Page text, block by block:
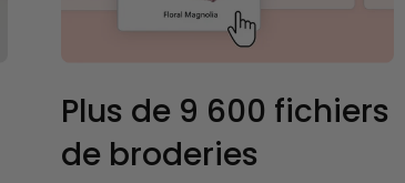
Plus de 9 600 fichiers
de broderies